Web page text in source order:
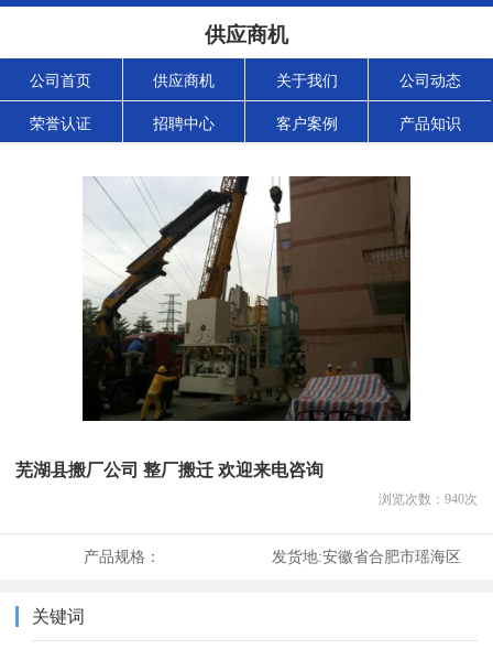
供应商机
公司首页 供应商机 关于我们 公司动态
荣誉认证 招聘中心 客户案例 产品知识
芜湖县搬厂公司 整厂搬迁 欢迎来电咨询
浏览次数： 940次
产品规格： 发货地:安徽省合肥市瑶海区
关键词